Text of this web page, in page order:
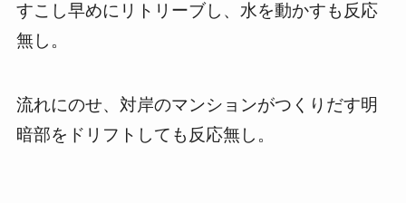
すこし早めにリトリーブし、水を動かすも反応
無し。
流れにのせ、対岸のマンションがつくりだす明
暗部をドリフトしても反応無し。